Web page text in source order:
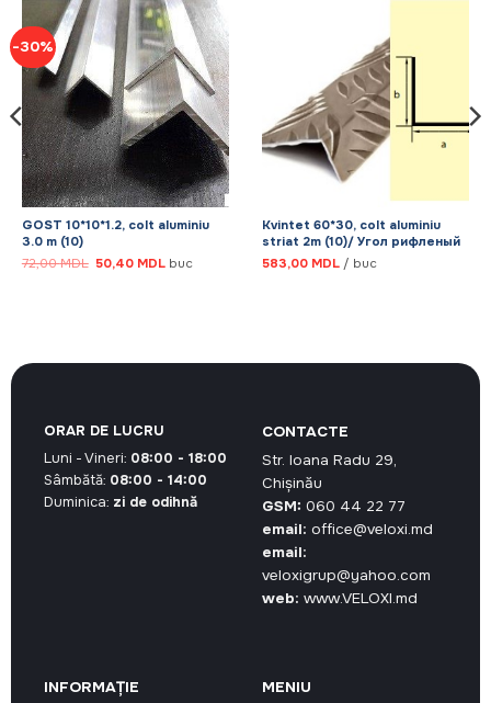
-30%
GOST 10*10*1.2, colt aluminiu
3.0 m (10)
72,00MDL Prețul
inițial
50,40 MDLPrețul
buc
Kvintet 60*30, colt aluminiu
striat 2m (10)/ Угол рифленый
583,00 MDL / buc
CONTACTE
Str. Ioana Radu 29,
Chișinău
GSM: 060 44 22 77
email: office@veloxi.md
email:
veloxigrup@yahoo.com
web: www.VELOXI.md
INFORMAȚIE MENIU
ORAR DE LUCRU
Luni - Vineri: 08:00 - 18:00
Sâmbătă: 08:00 - 14:00
Duminica: zi de odihnă